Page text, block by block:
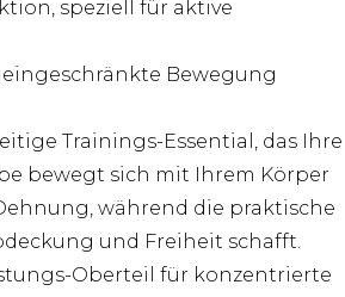
speziell für aktive
Bewegung
Trainings-Essential, das Ihre
bewegt sich mit Ihrem Körper
während die praktische
und Freiheit schafft.
Oberteil für konzentrierte